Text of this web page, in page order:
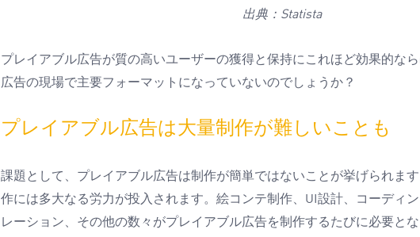
出典： Statista
プレイアブル広告が質の高いユーザーの獲得と保持にこれほど効果的な
広告の現場で主要フォーマットになっていないのでしょうか？
プレイアブル広告は大量制作が難しいことも
課題として、プレイアブル広告は制作が簡単ではないことが挙げられま
作には多大なる労力が投入されます。絵コンテ制作、 UI設計、コーディ
レーション、その他の数々がプレイアブル広告を制作するたびに必要と